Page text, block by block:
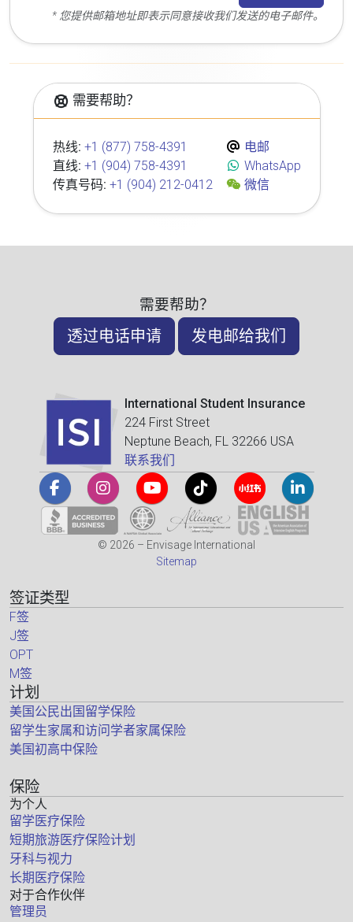
* 您提供邮箱地址即表示同意接收我们发送的电子邮件。
需要帮助？
热线: +1 (877) 758-4391
直线: +1 (904) 758-4391
传真号码: +1 (904) 212-0412
电邮
WhatsApp
微信
需要帮助？
透过电话申请 发电邮给我们
International Student Insurance
224 First Street
Neptune Beach, FL 32266 USA
联系我们
© 2026 – Envisage International
Sitemap
签证类型
F签
J签
OPT
M签
计划
美国公民出国留学保险
留学生家属和访问学者家属保险
美国初高中保险
保险
为个人
留学医疗保险
短期旅游医疗保险计划
牙科与视力
长期医疗保险
对于合作伙伴
管理员